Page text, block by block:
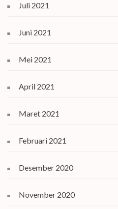
Juli 2021
Juni 2021
Mei 2021
April 2021
Maret 2021
Februari 2021
Desember 2020
November 2020